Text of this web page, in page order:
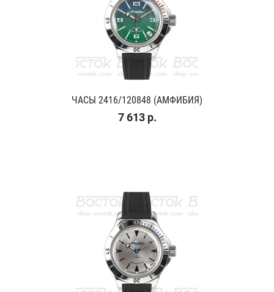
ЧАСЫ 2416/120848 (АМФИБИЯ)
7 613 р.